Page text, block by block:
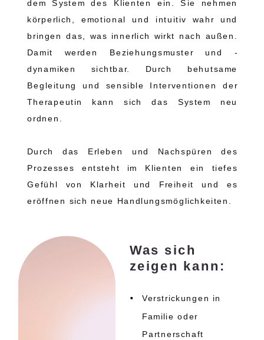
dem System des Klienten ein. Sie nehmen
körperlich, emotional und intuitiv wahr und
bringen das, was innerlich wirkt nach außen.
Damit werden Beziehungsmuster und -
dynamiken sichtbar. Durch behutsame
Begleitung und sensible Interventionen der
Therapeutin kann sich das System neu
ordnen.
Durch das Erleben und Nachspüren des
Prozesses entsteht im Klienten ein tiefes
Gefühl von Klarheit und Freiheit und es
eröffnen sich neue Handlungsmöglichkeiten.
Was sich
zeigen kann:
Verstrickungen in
Familie oder
Partnerschaft